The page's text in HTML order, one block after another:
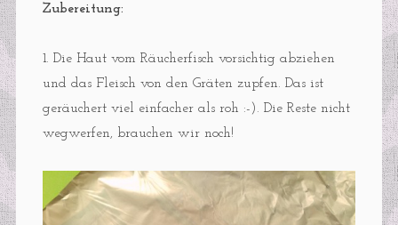
Zubereitung:
1. Die Haut vom Räucherfisch vorsichtig abziehen
und das Fleisch von den Gräten zupfen. Das ist
geräuchert viel einfacher als roh :-). Die Reste nicht
wegwerfen, brauchen wir noch!